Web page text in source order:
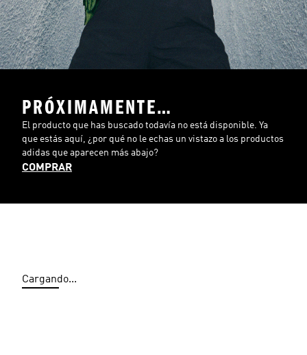
PRÓXIMAMENTE…
El producto que has buscado todavía no está disponible. Ya
que estás aquí, ¿por qué no le echas un vistazo a los productos
adidas que aparecen más abajo?
COMPRAR
Cargando...